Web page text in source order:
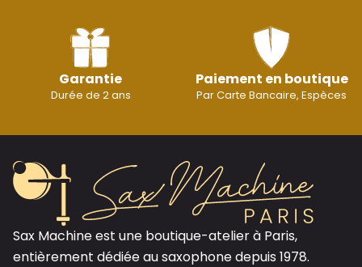
Garantie
Durée de 2 ans
Paiement en boutique
Par Carte Bancaire, Espèces
Sax Machine est une boutique-atelier à Paris,
entièrement dédiée au saxophone depuis 1978.